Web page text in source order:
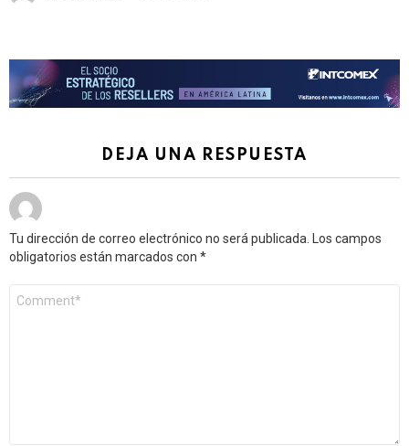
DEJA UNA RESPUESTA
Tu dirección de correo electrónico no será publicada. Los campos
obligatorios están marcados con *